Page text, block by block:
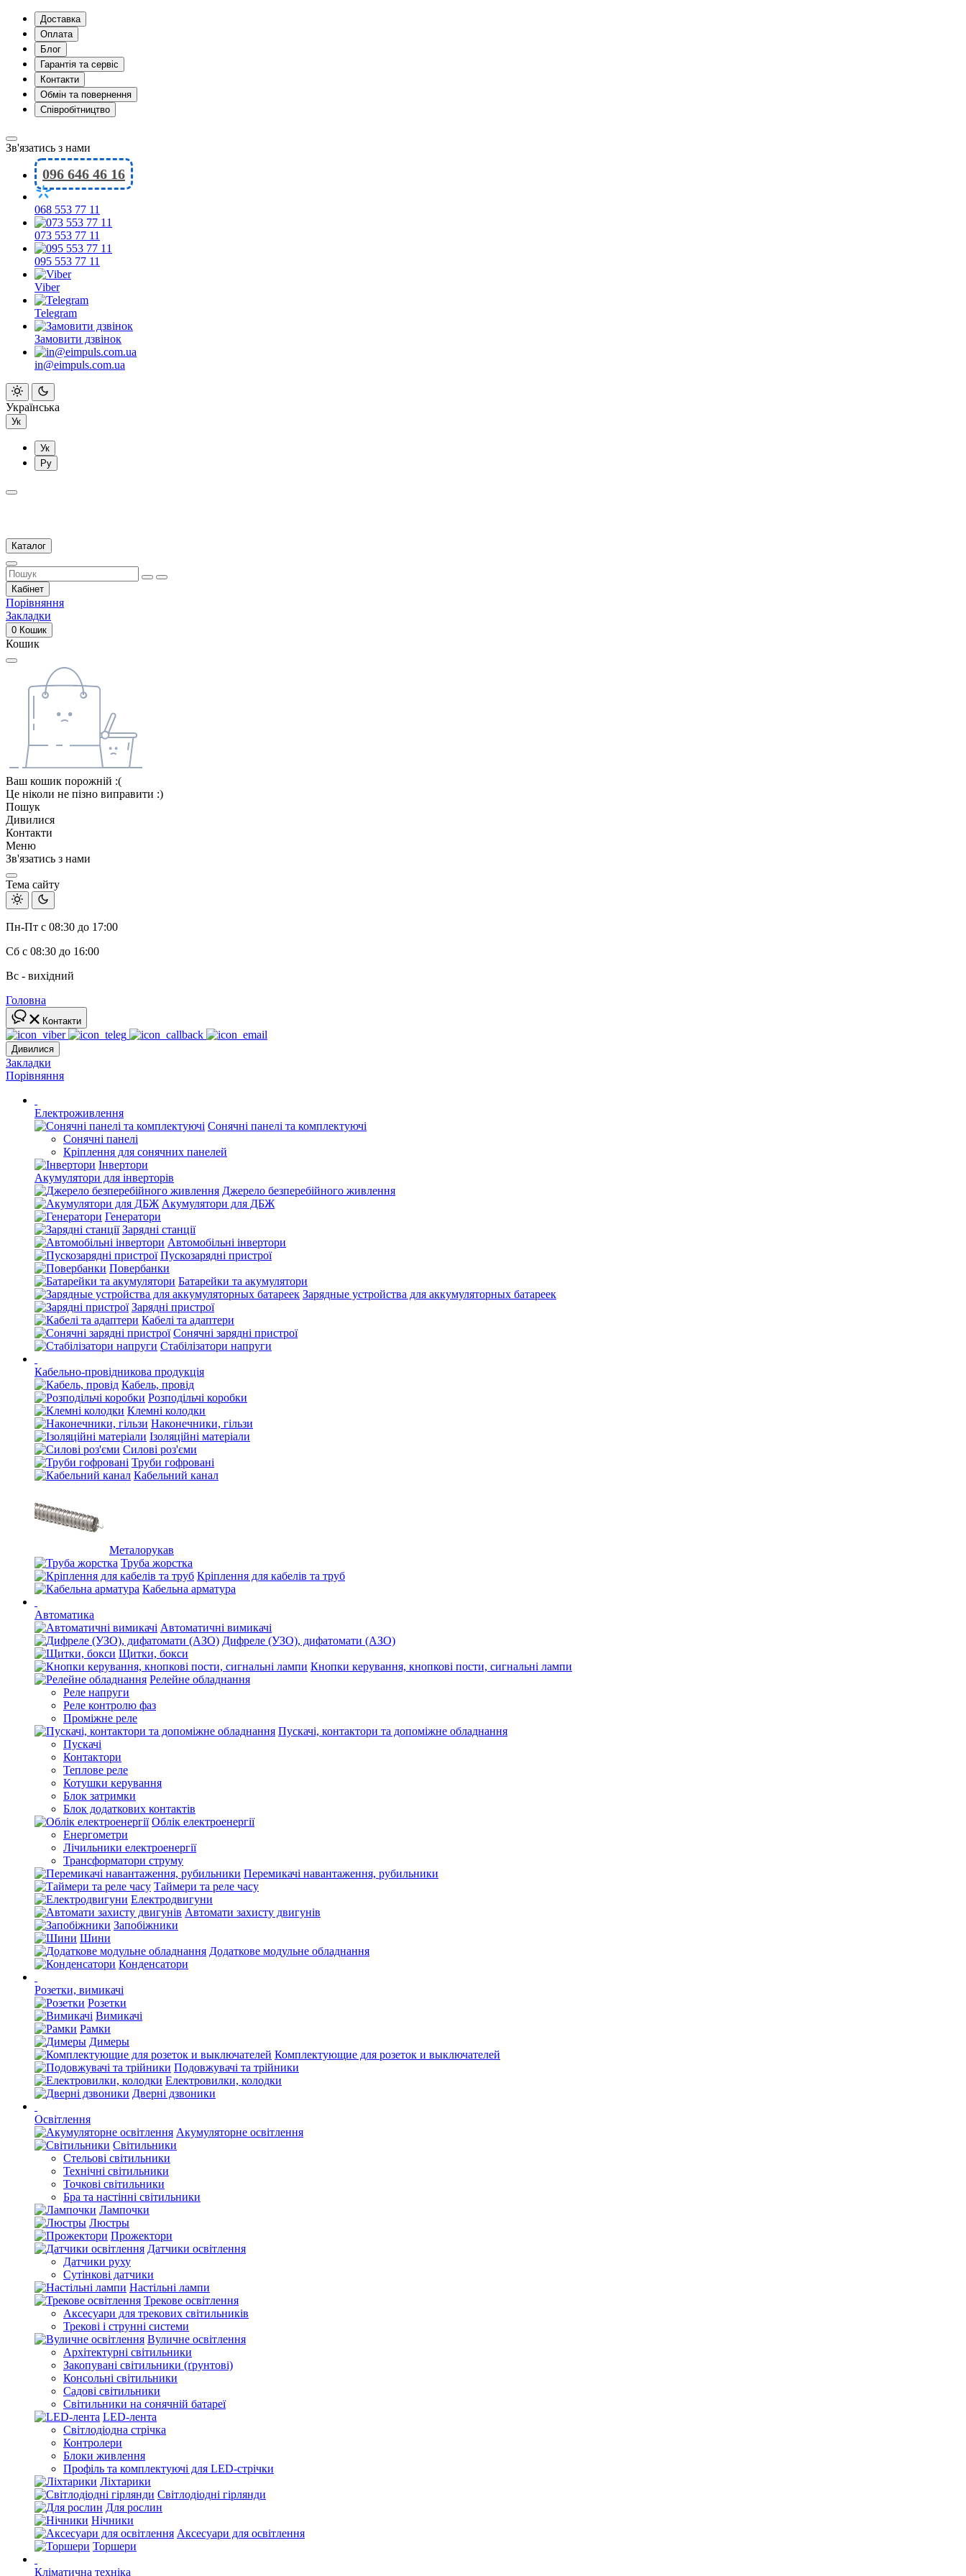
Доставка
Оплата
Блог
Гарантія та сервіс
Контакти
Обмін та повернення
Співробітництво
Зв'язатись з нами
096 646 46 16
068 553 77 11
073 553 77 11
095 553 77 11
Viber
Telegram
Замовити дзвінок
in@eimpuls.com.ua
Українська
Ук
Ук
Ру
Каталог
Кабінет
Порівняння
Закладки
0 Кошик
Кошик
Ваш кошик порожній :(
Це ніколи не пізно виправити :)
Пошук
Дивилися
Контакти
Меню
Зв'язатись з нами
Тема сайту
Пн-Пт с 08:30 до 17:00
Сб с 08:30 до 16:00
Вс - вихідний
Головна
Контакти
Дивилися
Закладки
Порівняння
Електроживлення
Сонячні панелі та комплектуючі
Сонячні панелі
Кріплення для сонячних панелей
Інвертори
Акумулятори для інверторів
Джерело безперебійного живлення
Акумулятори для ДБЖ
Генератори
Зарядні станції
Автомобільні інвертори
Пускозарядні пристрої
Повербанки
Батарейки та акумулятори
Зарядные устройства для аккумуляторных батареек
Зарядні пристрої
Кабелі та адаптери
Сонячні зарядні пристрої
Стабілізатори напруги
Кабельно-провідникова продукція
Кабель, провід
Розподільчі коробки
Клемні колодки
Наконечники, гільзи
Ізоляційні матеріали
Силові роз'єми
Труби гофровані
Кабельний канал
Металорукав
Труба жорстка
Кріплення для кабелів та труб
Кабельна арматура
Автоматика
Автоматичні вимикачі
Дифреле (УЗО), дифатомати (АЗО)
Щитки, бокси
Кнопки керування, кнопкові пости, сигнальні лампи
Релейне обладнання
Реле напруги
Реле контролю фаз
Проміжне реле
Пускачі, контактори та допоміжне обладнання
Пускачі
Контактори
Теплове реле
Котушки керування
Блок затримки
Блок додаткових контактів
Облік електроенергії
Енергометри
Лічильники електроенергії
Трансформатори струму
Перемикачі навантаження, рубильники
Таймери та реле часу
Електродвигуни
Автомати захисту двигунів
Запобіжники
Шини
Додаткове модульне обладнання
Конденсатори
Розетки, вимикачі
Розетки
Вимикачі
Рамки
Димеры
Комплектующие для розеток и выключателей
Подовжувачі та трійники
Електровилки, колодки
Дверні дзвоники
Освітлення
Акумуляторне освітлення
Світильники
Стельові світильники
Технічні світильники
Точкові світильники
Бра та настінні світильники
Лампочки
Люстры
Прожектори
Датчики освітлення
Датчики руху
Сутінкові датчики
Настільні лампи
Трекове освітлення
Аксесуари для трекових світильників
Трекові і струнні системи
Вуличне освітлення
Архітектурні світильники
Закопувані світильники (ґрунтові)
Консольні світильники
Садові світильники
Світильники на сонячній батареї
LED-лента
Світлодіодна стрічка
Контролери
Блоки живлення
Профіль та комплектуючі для LED-стрічки
Ліхтарики
Світлодіодні гірлянди
Для рослин
Нічники
Аксесуари для освітлення
Торшери
Кліматична техніка